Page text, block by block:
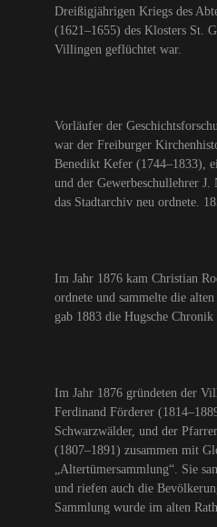
Dreißigjährigen Kriegs des
(1621–1655) des Klosters St.
Villingen geflüchtet war.
Vorläufer der
war der Freiburger
Benedikt Kefer (1744–1833),
und der Gewerbeschullehrer J.
das Stadtarchiv neu ordnete.
Im Jahr 1876 kam Christian
ordnete und sammelte die
gab 1883 die Hugsche Chronik
Im Jahr 1876 gründeten der
Ferdinand Förderer
Schwarzwälder, und der
(1807–1891) zusammen mit
„Altertümersammlung“. Sie
und riefen auch die
Sammlung wurde im alten